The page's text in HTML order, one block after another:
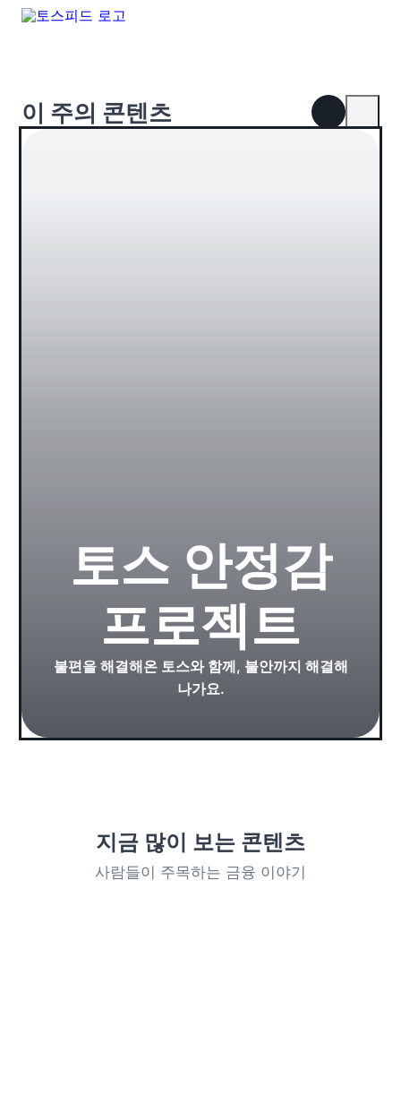
이 주의 콘텐츠
토스 안정감
프로젝트
불편을 해결해온 토스와 함께, 불안까지 해결해
나가요.
지금 많이 보는 콘텐츠
사람들이 주목하는 금융 이야기